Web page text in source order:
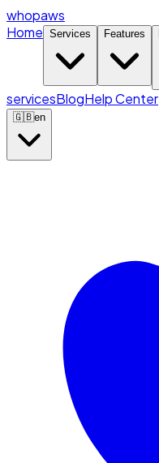
whopaws
Home Services Features
servicesBlogHelp Center
🇬🇧en